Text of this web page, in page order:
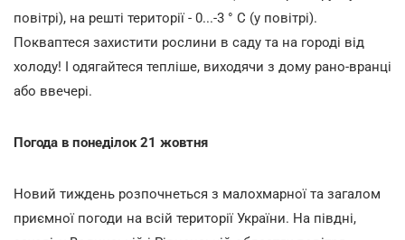
повітрі), на решті території - 0...-3 ° С (у повітрі).
Покваптеся захистити рослини в саду та на городі від
холоду! І одягайтеся тепліше, виходячи з дому рано-вранці
або ввечері.
Погода в понеділок 21 жовтня
Новий тиждень розпочнеться з малохмарної та загалом
приємної погоди на всій території України. На півдні,